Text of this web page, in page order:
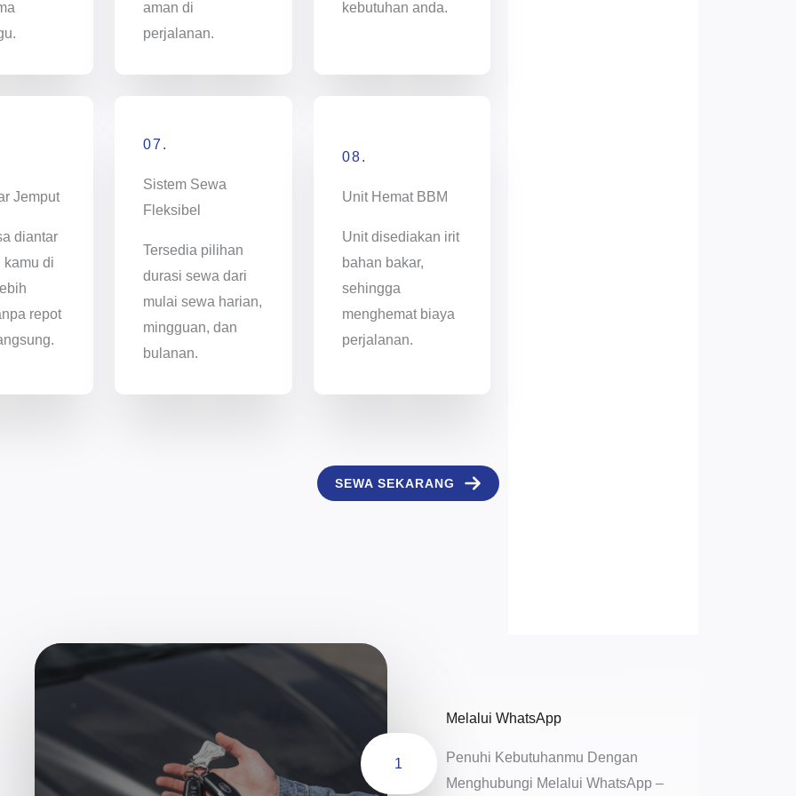
aman di
perjalanan.
kebutuhan anda.
Jemput
diantar
kamu di
repot
07.
Sistem Sewa
Fleksibel
Tersedia pilihan
durasi sewa dari
mulai sewa harian,
mingguan, dan
bulanan.
08.
Unit Hemat BBM
Unit disediakan irit
bahan bakar,
sehingga
menghemat biaya
perjalanan.
SEWA SEKARANG
1
Melalui WhatsApp
Penuhi Kebutuhanmu Dengan
Menghubungi Melalui WhatsApp –